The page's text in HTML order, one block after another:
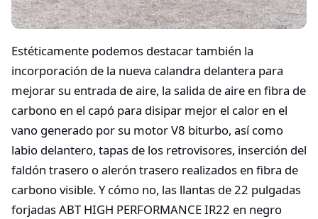
Estéticamente podemos destacar también la
incorporación de la nueva calandra delantera para
mejorar su entrada de aire, la salida de aire en fibra de
carbono en el capó para disipar mejor el calor en el
vano generado por su motor V8 biturbo, así como
labio delantero, tapas de los retrovisores, inserción del
faldón trasero o alerón trasero realizados en fibra de
carbono visible. Y cómo no, las llantas de 22 pulgadas
forjadas ABT HIGH PERFORMANCE IR22 en negro